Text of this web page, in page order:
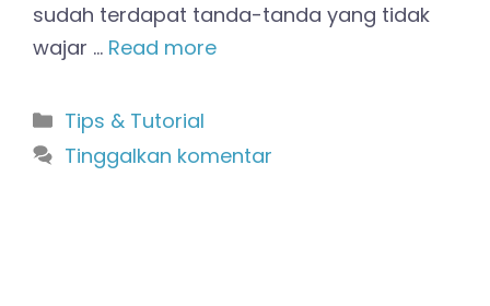
sudah terdapat tanda-tanda yang tidak
wajar … Read more
Kategori
Tips & Tutorial
Tinggalkan komentar